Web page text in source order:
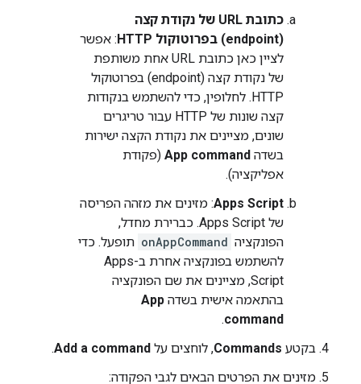
כתובת URL של נקודת קצה
(endpoint) בפרוטוקול HTTP
: אפשר
לציין כאן כתובת URL אחת משותפת
של נקודת קצה (endpoint) בפרוטוקול
HTTP. לחלופין, כדי להשתמש בנקודות
קצה שונות של HTTP עבור טריגרים
שונים, מציינים את נקודת הקצה ישירות
בשדה App command (פקודת
אפליקציה).
Apps Script: מזינים את מזהה הפריסה
של Apps Script. כברירת מחדל,
הפונקציה onAppCommand תופעל. כדי
להשתמש בפונקציה אחרת ב-Apps
Script, מציינים את שם הפונקציה
בהתאמה אישית בשדה App
command
.
בקטע Commands, לוחצים על Add a command
.
מזינים את הפרטים הבאים לגבי הפקודה: